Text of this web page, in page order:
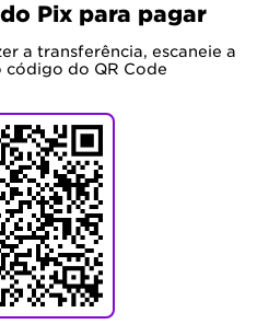
Pix para pagar
a transferência, escaneie a
código do QR Code